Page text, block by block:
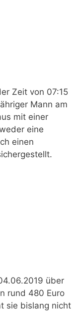
Zeit von 07:15
Mann am
mit einer
eine
einen
über
rund 480 Euro
sie bislang nicht